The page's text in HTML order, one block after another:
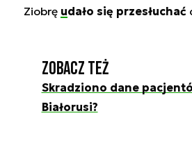
Ziobrę udało się przesłuchać
Zobacz też
Skradziono dane
Białorusi?